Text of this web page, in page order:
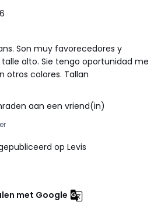
Son muy favorecedores y
alto. Sie tengo oportunidad me
otros colores. Tallan
aan een vriend(in)
op Levis
met Google